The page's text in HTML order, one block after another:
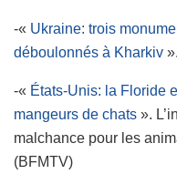
-« Ukraine: trois
déboulonnés à Kharkiv
-« États-Unis: la Floride
mangeurs de chats ».
malchance pour les
(BFMTV)